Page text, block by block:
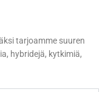
tarjoamme suuren
hybridejä, kytkimiä,